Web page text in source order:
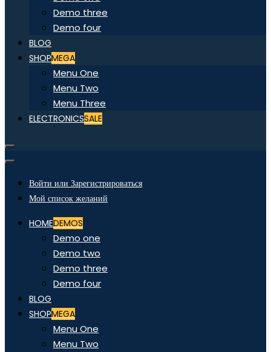
Demo three
Demo four
BLOG
SHOPMEGA
Menu One
Menu Two
Menu Three
ELECTRONICSSALE
Войти или Зарегистрироваться
Мой список желаний
HOMEDEMOS
Demo one
Demo two
Demo three
Demo four
BLOG
SHOPMEGA
Menu One
Menu Two